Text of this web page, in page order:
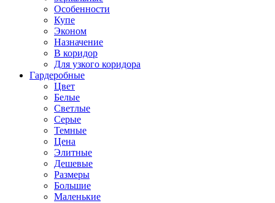
Особенности
Купе
Эконом
Назначение
В коридор
Для узкого коридора
Гардеробные
Цвет
Белые
Светлые
Серые
Темные
Цена
Элитные
Дешевые
Размеры
Большие
Маленькие